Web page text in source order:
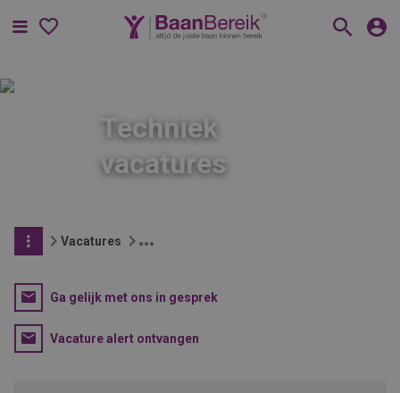
Menu
Techniek
vacatures
Vacatures
Ga gelijk met ons in gesprek
Vacature alert ontvangen